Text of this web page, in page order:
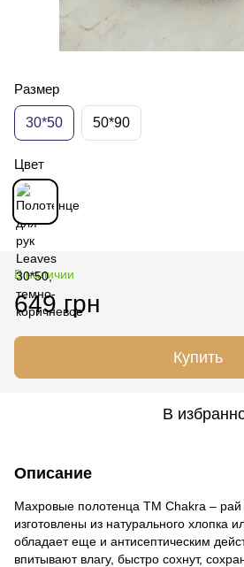
Размер
30*50 50*90
Цвет
В наличии
649 грн
Купить
В
Описание
Махровые полотенца ТМ Сhakra – рай
изготовлены из натурального хлопка
обладает еще и антисептическим
впитывают влагу, быстро сохнут,